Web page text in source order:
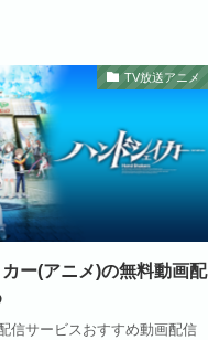
TV放送アニメ
ー(アニメ)の無料動画配
信サービスおすすめ動画配信